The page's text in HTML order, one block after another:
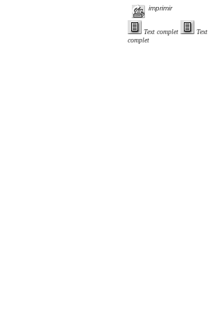
imprimir
Text complet
Text
complet